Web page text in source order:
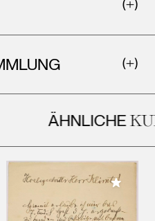
ÄHNLICHE
Meiner